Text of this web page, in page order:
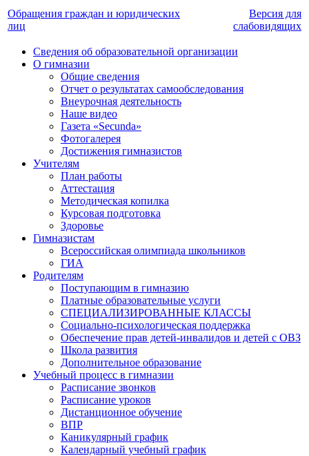
Обращения граждан и юридических
лиц
Версия для
слабовидящих
Сведения об образовательной организации
О гимназии
Общие сведения
Отчет о результатах самообследования
Внеурочная деятельность
Наше видео
Газета «Secunda»
Фотогалерея
Достижения гимназистов
Учителям
План работы
Аттестация
Методическая копилка
Курсовая подготовка
Здоровье
Гимназистам
Всероссийская олимпиада школьников
ГИА
Родителям
Поступающим в гимназию
Платные образовательные услуги
СПЕЦИАЛИЗИРОВАННЫЕ КЛАССЫ
Социально-психологическая поддержка
Обеспечение прав детей-инвалидов и детей с ОВЗ
Школа развития
Дополнительное образование
Учебный процесс в гимназии
Расписание звонков
Расписание уроков
Дистанционное обучение
ВПР
Каникулярный график
Календарный учебный график